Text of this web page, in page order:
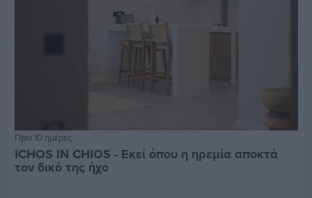
Πριν 10 ημέρες
ICHOS IN CHIOS - Εκεί όπου η ηρεμία αποκτά
τον δικό της ήχο